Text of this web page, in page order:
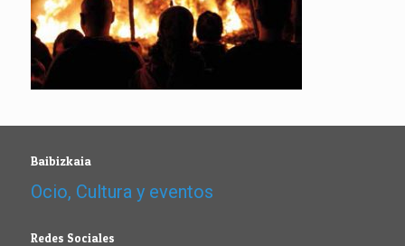
Baibizkaia
Ocio, Cultura y eventos
Redes Sociales